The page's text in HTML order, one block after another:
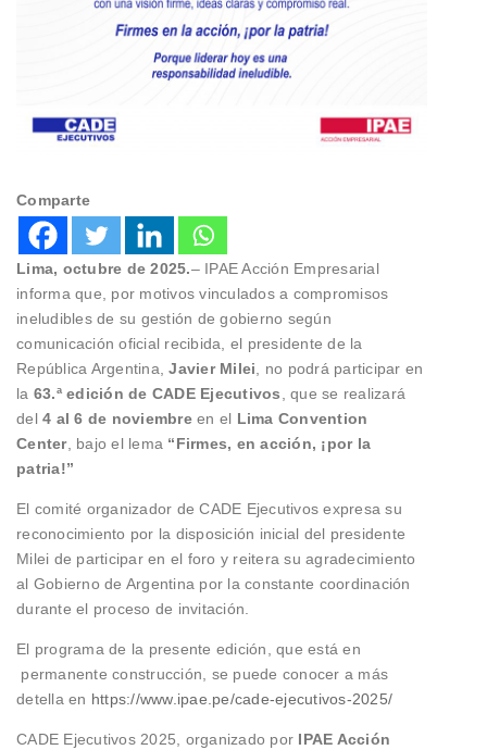
Comparte
Lima, octubre de 2025.– IPAE Acción Empresarial
informa que, por motivos vinculados a compromisos
ineludibles de su gestión de gobierno según
comunicación oficial recibida, el presidente de la
República Argentina,Javier Milei , no podrá participar en
la 63.ª edición de CADE Ejecutivos , que se realizará
del 4 al 6 de noviembreen el Lima Convention
Center, bajo el lema “Firmes, en acción, ¡por la
patria!”
El comité organizador de CADE Ejecutivos expresa su
reconocimiento por la disposición inicial del presidente
Milei de participar en el foro y reitera su agradecimiento
al Gobierno de Argentina por la constante coordinación
durante el proceso de invitación.
El programa de la presente edición, que está en
permanente construcción, se puede conocer a más
detella en https://www.ipae.pe/cade-ejecutivos-2025/
CADE Ejecutivos 2025, organizado por IPAE Acción